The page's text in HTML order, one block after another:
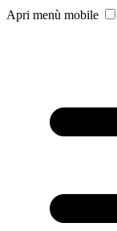
Apri menù mobile